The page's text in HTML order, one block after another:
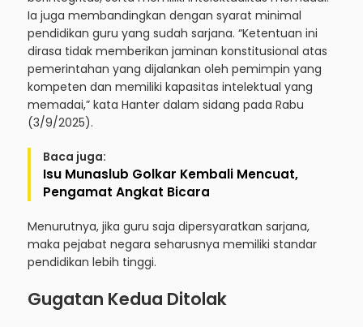
Ia juga membandingkan dengan syarat minimal
pendidikan guru yang sudah sarjana. “Ketentuan ini
dirasa tidak memberikan jaminan konstitusional atas
pemerintahan yang dijalankan oleh pemimpin yang
kompeten dan memiliki kapasitas intelektual yang
memadai,” kata Hanter dalam sidang pada Rabu
(3/9/2025).
Baca juga:
Isu Munaslub Golkar Kembali Mencuat,
Pengamat Angkat Bicara
Menurutnya, jika guru saja dipersyaratkan sarjana,
maka pejabat negara seharusnya memiliki standar
pendidikan lebih tinggi.
Gugatan Kedua Ditolak